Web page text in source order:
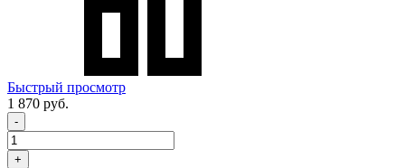
Быстрый просмотр
1 870 руб.
-
+